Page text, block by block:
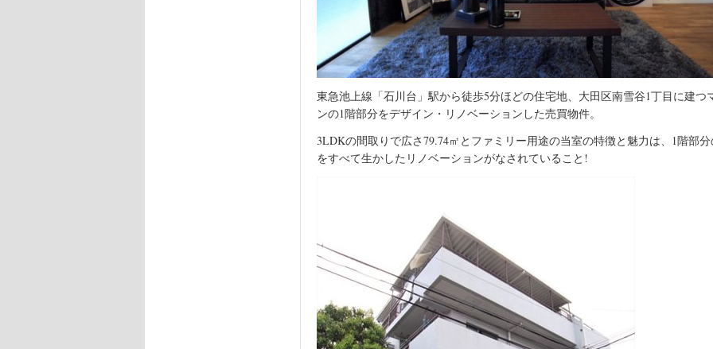
東急池上線「石川台」駅から徒歩5分ほどの住宅地、大田区南雪谷1丁目に建つ
ンの1階部分をデザイン・リノベーションした売買物件。
3LDKの間取りで広さ79.74㎡とファミリー用途の当室の特徴と魅力は、1階部
をすべて生かしたリノベーションがなされていること!